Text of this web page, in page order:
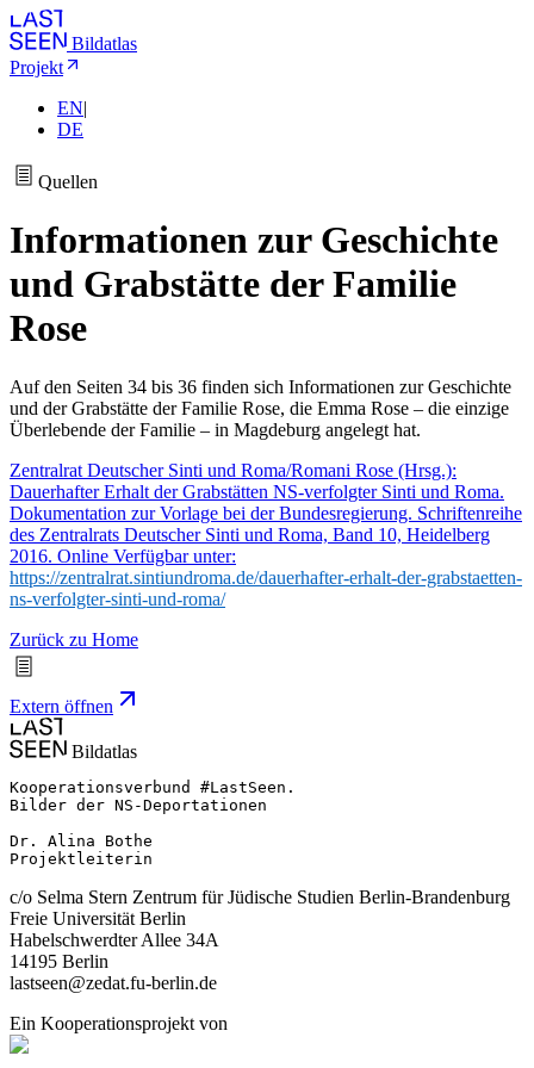
Bildatlas
Projekt
EN|
DE
Quellen
Informationen zur Geschichte
und Grabstätte der Familie
Rose
Auf den Seiten 34 bis 36 finden sich Informationen zur Geschichte
und der Grabstätte der Familie Rose, die Emma Rose – die einzige
Überlebende der Familie – in Magdeburg angelegt hat.
Zentralrat Deutscher Sinti und Roma/Romani Rose (Hrsg.):
Dauerhafter Erhalt der Grabstätten NS-verfolgter Sinti und Roma.
Dokumentation zur Vorlage bei der Bundesregierung. Schriftenreihe
des Zentralrats Deutscher Sinti und Roma, Band 10, Heidelberg
2016. Online Verfügbar unter:
https://zentralrat.sintiundroma.de/dauerhafter-erhalt-der-grabstaetten-
ns-verfolgter-sinti-und-roma/
Zurück zu Home
Extern öffnen
Bildatlas
Kooperationsverbund #LastSeen.
Bilder der NS-Deportationen
Dr. Alina Bothe
Projektleiterin
c/o Selma Stern Zentrum für Jüdische Studien Berlin-Brandenburg
Freie Universität Berlin
Habelschwerdter Allee 34A
14195 Berlin
lastseen@zedat.fu-berlin.de
Ein Kooperationsprojekt von